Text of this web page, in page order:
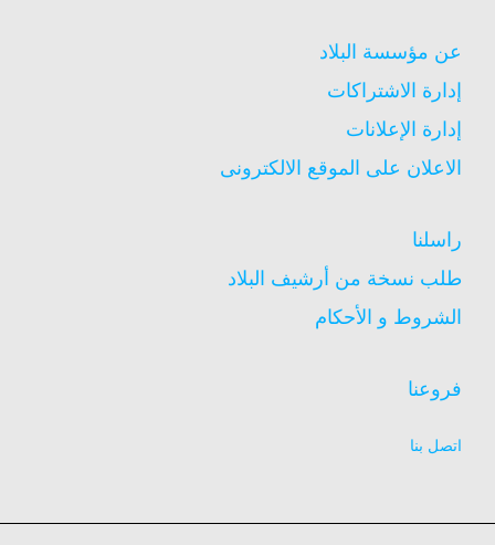
عن مؤسسة البلاد
إدارة الاشتراكات
إدارة الإعلانات
الاعلان على الموقع الالكترونى
راسلنا
طلب نسخة من أرشيف البلاد
الشروط و الأحكام
فروعنا
اتصل بنا